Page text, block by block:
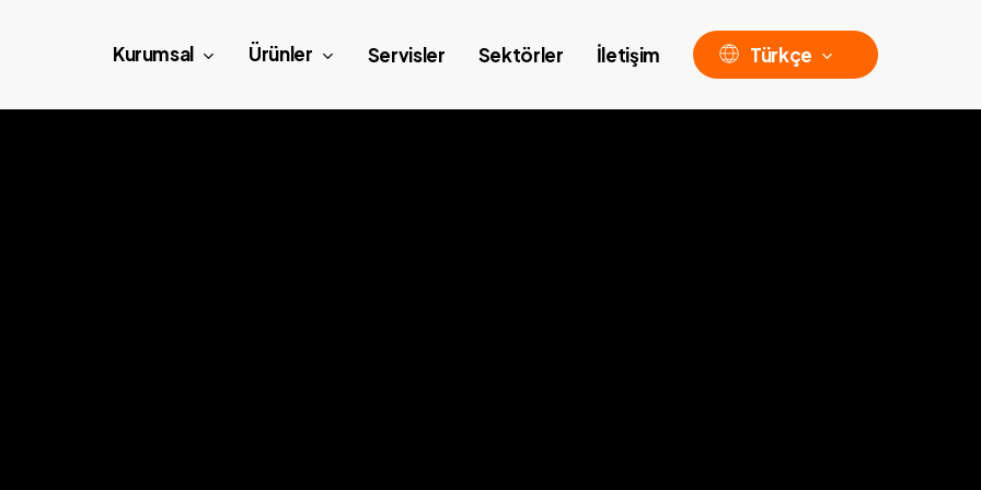
Kurumsal Ürünler Servisler Sektörler İletişim Türkçe